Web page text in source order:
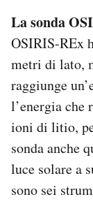
La sonda
OSIRIS-REx
metri di lato,
raggiunge
l’energia che
ioni di litio,
sonda anche
luce solare a
sono sei